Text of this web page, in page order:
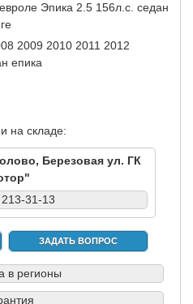
Эпика 2.5 156л.с. седан
2009 2010 2011 2012
епика
на складе:
Березовая ул. ГК
31-13
ЗАДАТЬ ВОПРОС
в регионы